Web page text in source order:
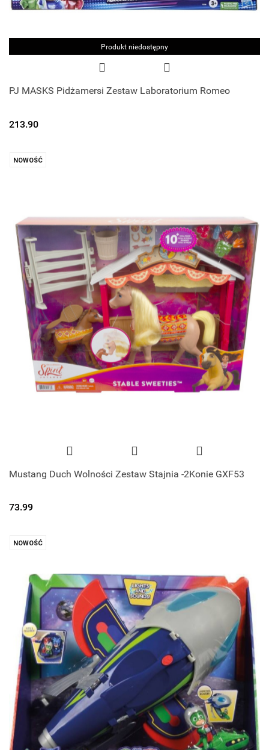
Produkt niedostępny
PJ MASKS Pidżamersi Zestaw Laboratorium Romeo
213.90
NOWOŚĆ
Mustang Duch Wolności Zestaw Stajnia -2Konie GXF53
73.99
NOWOŚĆ